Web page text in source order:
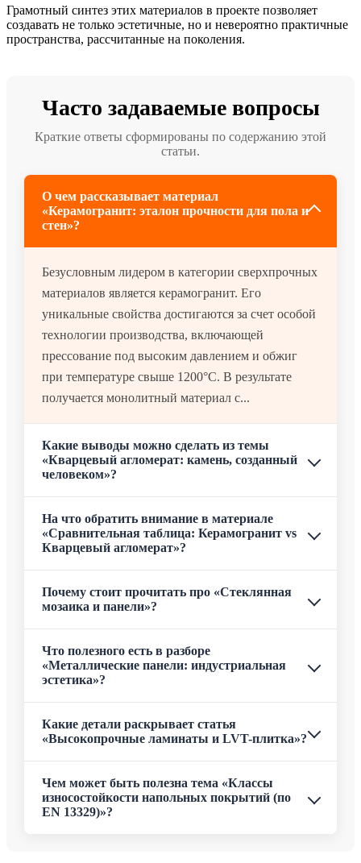
Грамотный синтез этих материалов в проекте позволяет
создавать не только эстетичные, но и невероятно практичные
пространства, рассчитанные на поколения.
Часто задаваемые вопросы
Краткие ответы сформированы по содержанию этой
статьи.
О чем рассказывает материал
«Керамогранит: эталон прочности для пола и
стен»?
Безусловным лидером в категории сверхпрочных
материалов является керамогранит. Его
уникальные свойства достигаются за счет особой
технологии производства, включающей
прессование под высоким давлением и обжиг
при температуре свыше 1200°C. В результате
получается монолитный материал с...
Какие выводы можно сделать из темы
«Кварцевый агломерат: камень, созданный
человеком»?
На что обратить внимание в материале
«Сравнительная таблица: Керамогранит vs
Кварцевый агломерат»?
Почему стоит прочитать про «Стеклянная
мозаика и панели»?
Что полезного есть в разборе
«Металлические панели: индустриальная
эстетика»?
Какие детали раскрывает статья
«Высокопрочные ламинаты и LVT-плитка»?
Чем может быть полезна тема «Классы
износостойкости напольных покрытий (по
EN 13329)»?